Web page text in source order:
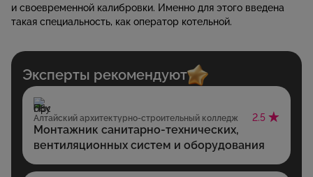
и своевременной калибровки. Именно для этого введена
такая специальность, как оператор котельной.
Эксперты рекомендуют
Алтайский архитектурно-строительный колледж 2.5
Монтажник санитарно-технических,
вентиляционных систем и оборудования